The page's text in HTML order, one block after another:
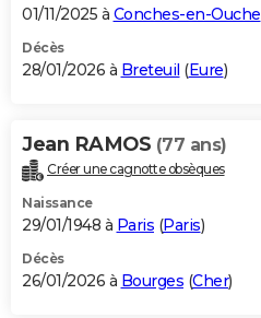
01/11/2025 à Conches-en-Ouche
Décès
28/01/2026 à Breteuil (Eure)
Jean RAMOS (77 ans)
Créer une cagnotte obsèques
Naissance
29/01/1948 à Paris (Paris)
Décès
26/01/2026 à Bourges (Cher)